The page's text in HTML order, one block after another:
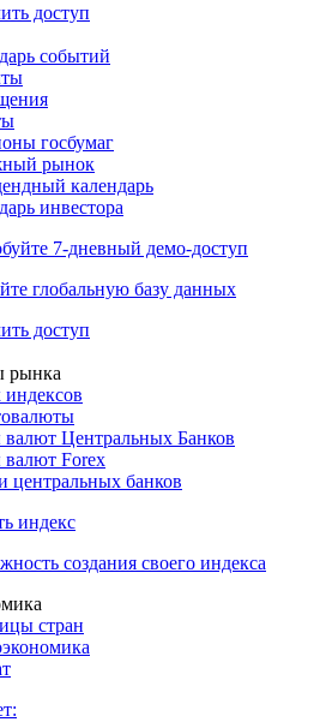
доступ
событий
госбумаг
рынок
календарь
инвестора
7-дневный демо-доступ
глобальную базу данных
доступ
рынка
Центральных Банков
Forex
центральных банков
индекс
создания своего индекса
стран